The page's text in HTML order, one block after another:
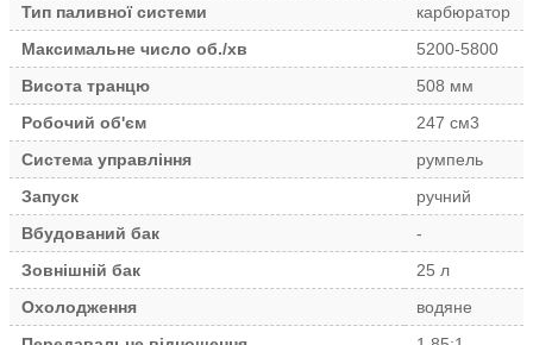
Тип паливної системи
карбюратор
Максимальне число об./хв
5200-5800
Висота транцю
508 мм
Робочий об'єм
247 см3
Система управління
румпель
Запуск
ручний
Вбудований бак
-
Зовнішній бак
25 л
Охолодження
водяне